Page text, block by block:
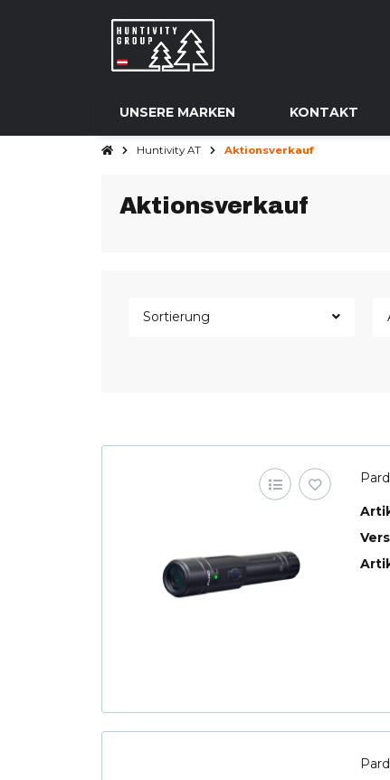
UNSERE MARKEN KONTAKT
Huntivity AT Aktionsverkauf
Aktionsverkauf
Sortierung